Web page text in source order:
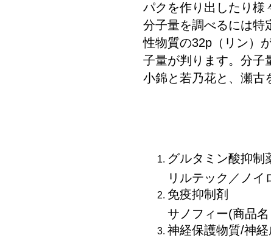
パクを作り出したり様
分子量を調べるには特
性物質の32p（リン）
子量が判ります。分子
小錦と若乃花と、瀬古
グルタミン酸抑制
リルテック／ノイ
免疫抑制剤
サノフィー(商品
神経保護物質/神